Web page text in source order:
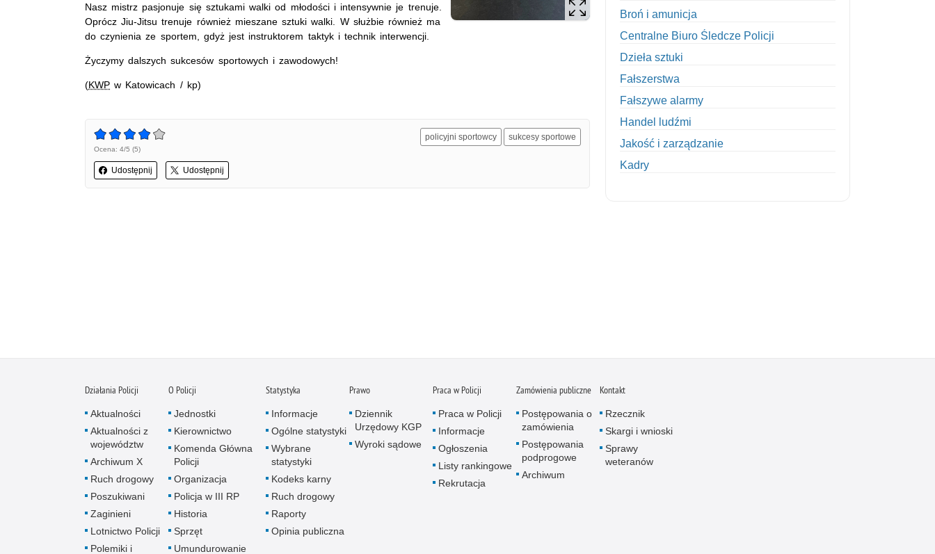
Nasz mistrz pasjonuje się sztukami walki od młodości i intensywnie je trenuje.
Oprócz Jiu-Jitsu trenuje również mieszane sztuki walki. W służbie również ma
do czynienia ze sportem, gdyż jest instruktorem taktyk i technik interwencji.
Życzymy dalszych sukcesów sportowych i zawodowych!
(KWP w Katowicach / kp)
Ocena: 4/5 (5)
Udostępnij Udostępnij
policyjni sportowcy sukcesy sportowe
Broń i amunicja
Centralne Biuro Śledcze Policji
Dzieła sztuki
Fałszerstwa
Fałszywe alarmy
Handel ludźmi
Jakość i zarządzanie
Kadry
Nietrzeźwi kierujący
Nietrzeźwi opiekunowie
Działania Policji
Aktualności
Aktualności z
województw
Archiwum X
Ruch drogowy
Poszukiwani
Zaginieni
Lotnictwo Policji
Polemiki i
O Policji
Jednostki
Kierownictwo
Komenda Główna
Policji
Organizacja
Policja w III RP
Historia
Sprzęt
Umundurowanie
Statystyka
Informacje
Ogólne statystyki
Wybrane
statystyki
Kodeks karny
Ruch drogowy
Raporty
Opinia publiczna
Prawo
Dziennik
Urzędowy KGP
Wyroki sądowe
Praca w Policji
Praca w Policji
Informacje
Ogłoszenia
Listy rankingowe
Rekrutacja
Zamówienia publiczne
Postępowania o
zamówienia
Postępowania
podprogowe
Archiwum
Kontakt
Rzecznik
Skargi i wnioski
Sprawy
weteranów